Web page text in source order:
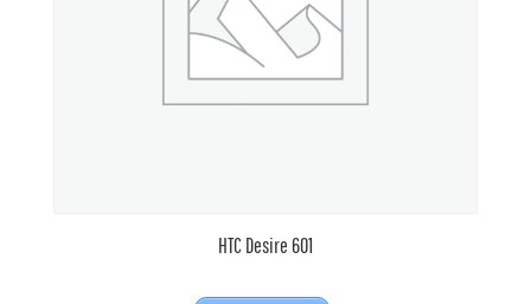
HTC Desire 601